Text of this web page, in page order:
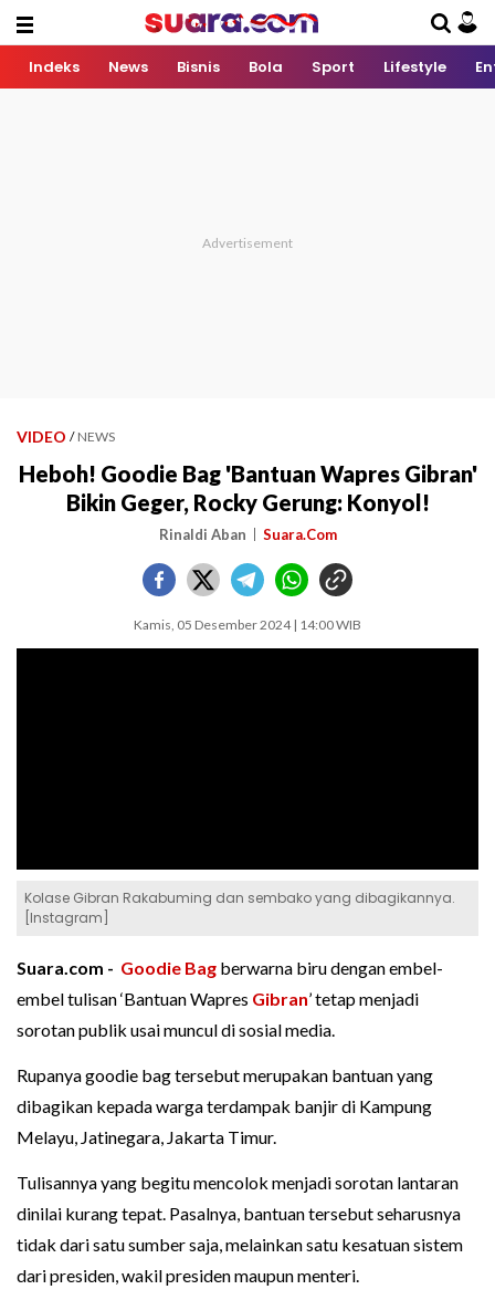
Indeks News Bisnis Bola Sport Lifestyle
VIDEO / NEWS
Heboh! Goodie Bag 'Bantuan Wapres Gibran'
Bikin Geger, Rocky Gerung: Konyol!
Rinaldi Aban Suara.Com
Kamis, 05 Desember 2024 | 14:00 WIB
Kolase Gibran Rakabuming dan sembako yang dibagikannya.
[Instagram]
Suara.com - Goodie Bag berwarna biru dengan embel-
embel tulisan ‘Bantuan Wapres Gibran’ tetap menjadi
sorotan publik usai muncul di sosial media.
Rupanya goodie bag tersebut merupakan bantuan yang
dibagikan kepada warga terdampak banjir di Kampung
Melayu, Jatinegara, Jakarta Timur.
Tulisannya yang begitu mencolok menjadi sorotan lantaran
dinilai kurang tepat. Pasalnya, bantuan tersebut seharusnya
tidak dari satu sumber saja, melainkan satu kesatuan sistem
dari presiden, wakil presiden maupun menteri.